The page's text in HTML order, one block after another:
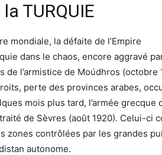
TURQUIE
mondiale, la défaite de l’Empire
dans le chaos, encore aggravé
l’armistice de Moúdhros (octobre
perte des provinces arabes,
mois plus tard, l’armée grecque
de Sèvres (août 1920). Celui-ci
zones contrôlées par les grandes
autonome.